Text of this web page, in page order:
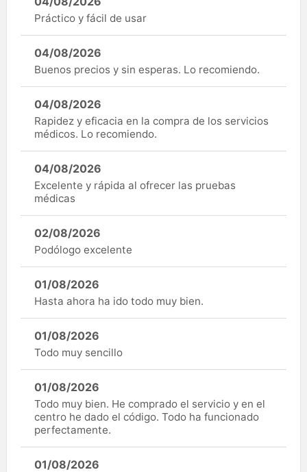
Práctico y fácil de usar
04/08/2026
Buenos precios y sin esperas. Lo recomiendo.
04/08/2026
Rapidez y eficacia en la compra de los servicios
médicos. Lo recomiendo.
04/08/2026
Excelente y rápida al ofrecer las pruebas
médicas
02/08/2026
Podólogo excelente
01/08/2026
Hasta ahora ha ido todo muy bien.
01/08/2026
Todo muy sencillo
01/08/2026
Todo muy bien. He comprado el servicio y en el
centro he dado el código. Todo ha funcionado
perfectamente.
01/08/2026